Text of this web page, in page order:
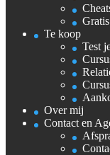
Te koop
Test
Over mij
Contact en